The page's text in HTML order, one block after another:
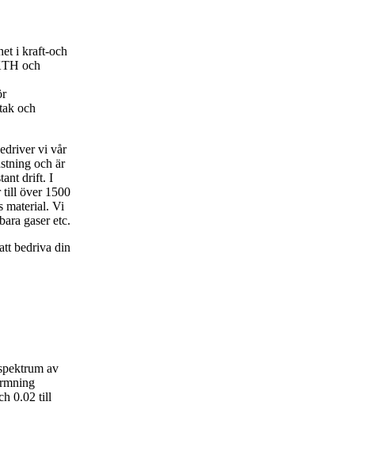
i kraft-och
och
och
vi vår
och är
drift. I
till över 1500
material. Vi
gaser etc.
bedriva din
av
0.02 till